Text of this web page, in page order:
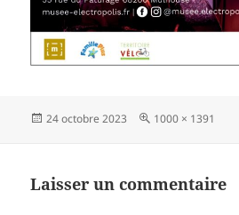
Publié
24 octobre 2023
Taille
1000 × 1391
Laisser un commentaire